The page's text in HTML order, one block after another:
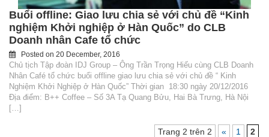
Buổi offline: Giao lưu chia sẻ với chủ đề “Kinh
nghiệm Khởi nghiệp ở Hàn Quốc” do CLB
Doanh nhân Cafe tổ chức
Posted on 20 December, 2016
Chủ tịch Tập đoàn IDJ Group – Ông Trần Trọng Hiếu cùng CLB Doanh
Nhân Café tổ chức buổi offline giao lưu chia sẻ với chủ đề “ Kinh
Nghiệm Khởi Nghiệp ở Hàn Quốc” Thời gian 18:30 ngày 20/12/2016
Địa điểm: B++ Coffee – Số 3A Tạ Quang Bửu, Hai Bà Trưng, Hà Nội
[…]
Trang 2 trên 2 « 1 2